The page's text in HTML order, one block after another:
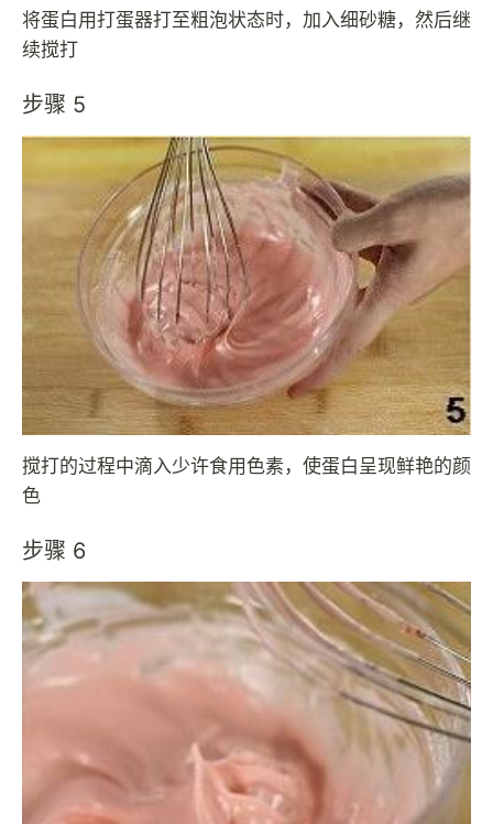
将蛋白用打蛋器打至粗泡状态时，加入细砂糖，然后继
续搅打
步骤 5
搅打的过程中滴入少许食用色素，使蛋白呈现鲜艳的颜
色
步骤 6